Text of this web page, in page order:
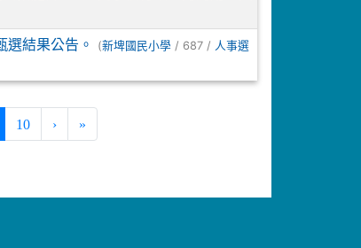
選結果公告。 (新埤國民小學 / 687 / 人事選
10 › »